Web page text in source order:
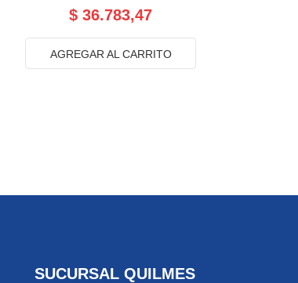
$ 36.783,47
AGREGAR AL CARRITO
SUCURSAL QUILMES